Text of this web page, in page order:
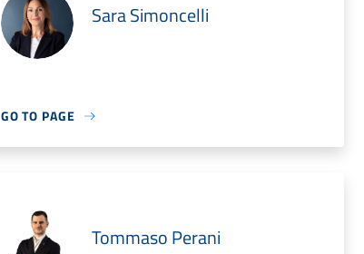
Sara Simoncelli
GO TO PAGE
Tommaso Perani